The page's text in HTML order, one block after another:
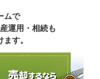
ムで
運用・相続も
す。